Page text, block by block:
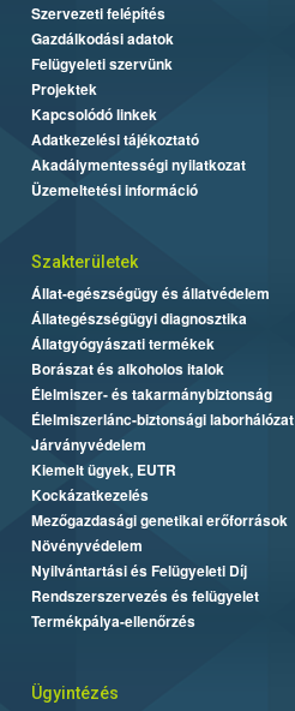
Szervezeti felépítés
Gazdálkodási adatok
Felügyeleti szervünk
Projektek
Kapcsolódó linkek
Adatkezelési tájékoztató
Akadálymentességi nyilatkozat
Üzemeltetési információ
Szakterületek
Állat-egészségügy és állatvédelem
Állategészségügyi diagnosztika
Állatgyógyászati termékek
Borászat és alkoholos italok
Élelmiszer- és takarmánybiztonság
Élelmiszerlánc-biztonsági laborhálózat
Járványvédelem
Kiemelt ügyek, EUTR
Kockázatkezelés
Mezőgazdasági genetikai erőforrások
Növényvédelem
Nyilvántartási és Felügyeleti Díj
Rendszerszervezés és felügyelet
Termékpálya-ellenőrzés
Ügyintézés